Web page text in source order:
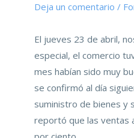
Deja un comentario /
El jueves 23 de abril,
especial, el comercio
mes habían sido muy
se confirmó al día
suministro de bienes y
reportó que las ventas